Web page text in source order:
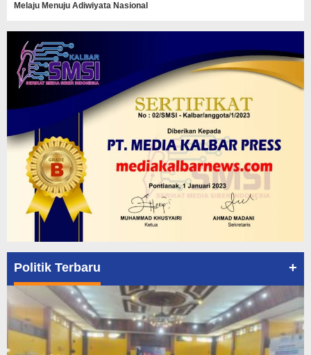
Melaju Menuju Adiwiyata Nasional
Politik Terbaru +